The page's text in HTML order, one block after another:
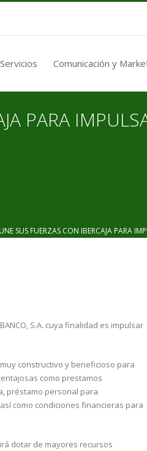
Servicios Comunicación y
PARA
SUS FUERZAS CON IBERCAJA PARA
S.A. cuya finalidad es impulsar
constructivo y beneficioso para
como prestamos
préstamo personal para
como condiciones financieras para
dotar de mayores recursos